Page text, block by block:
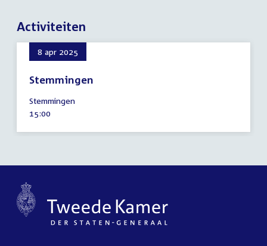
Activiteiten
8 apr 2025
Stemmingen
april
2025
Stemmingen
Tijd
15:00